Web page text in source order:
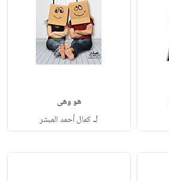
هو وهى
لـكمال أحمد المبشر